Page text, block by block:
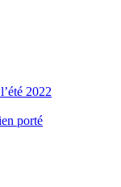
2022
porté